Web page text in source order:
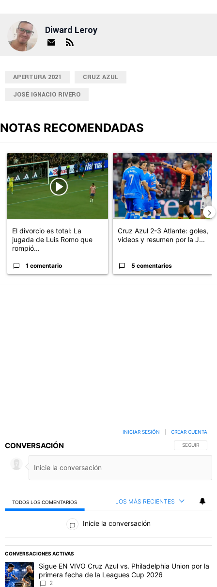
Diward Leroy
APERTURA 2021
CRUZ AZUL
JOSÉ IGNACIO RIVERO
NOTAS RECOMENDADAS
PUBLICIDAD
Un artículo de tendencia con el título "El divorcio es total: La
El divorcio es total: La
jugada de Luis Romo que
rompió...
1 comentario
Un artículo de tendencia con el
Cruz Azul 2-3 Atlante: goles,
videos y resumen por la J...
5 comentarios
CONVERSACIÓN SIGA ESTA
SEGUIR
INICIAR SESIÓN CREAR CUENTA
TODOS LOS COMENTARIOS LOS MÁS RECIENTES
Todos los comentarios
Inicie la conversación
CONVERSACIONES ACTIVAS
Este listado muestra los artículos con más comentarios en los
Un artículo de tendencia con el título "Sigue EN VIVO Cruz Azul
Sigue EN VIVO Cruz Azul vs. Philadelphia Union por la
primera fecha de la Leagues Cup 2026
2